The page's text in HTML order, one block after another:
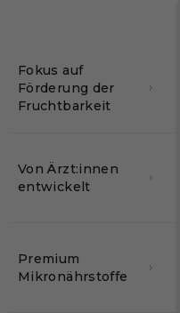
Fokus auf
Förderung der
Fruchtbarkeit
›
Von Ärzt:innen
entwickelt
›
Premium
Mikronährstoffe
›